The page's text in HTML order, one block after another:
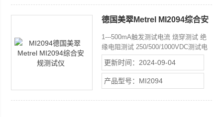
德国美翠Metrel MI2094综合安
1---500mA触发测试电流 烧穿测试 绝
缘电阻测试 250/500/1000VDC测试电
压
更新时间：2024-09-04
产品型号：MI2094